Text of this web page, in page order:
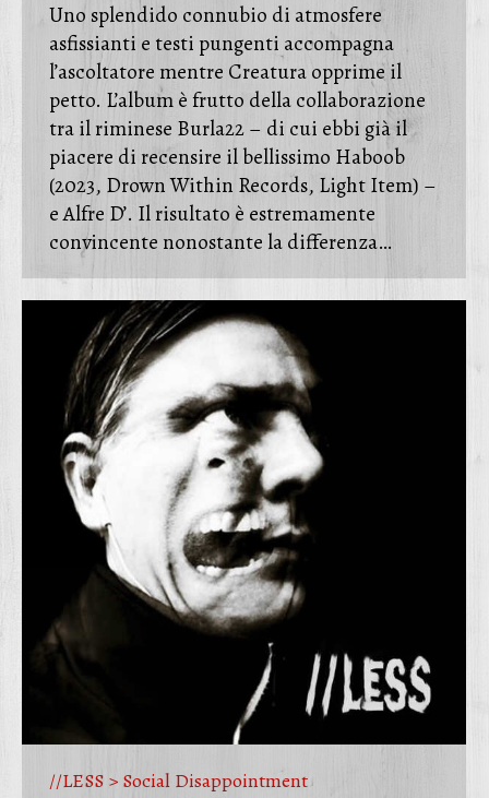
Uno splendido connubio di atmosfere
asfissianti e testi pungenti accompagna
l’ascoltatore mentre Creatura opprime il
petto. L’album è frutto della collaborazione
tra il riminese Burla22 – di cui ebbi già il
piacere di recensire il bellissimo Haboob
(2023, Drown Within Records, Light Item) –
e Alfre D’. Il risultato è estremamente
convincente nonostante la differenza…
//LESS > Social Disappointment